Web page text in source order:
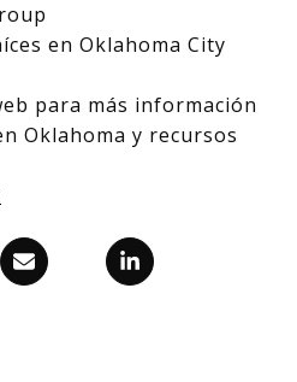
en Oklahoma City
para más información
Oklahoma y recursos